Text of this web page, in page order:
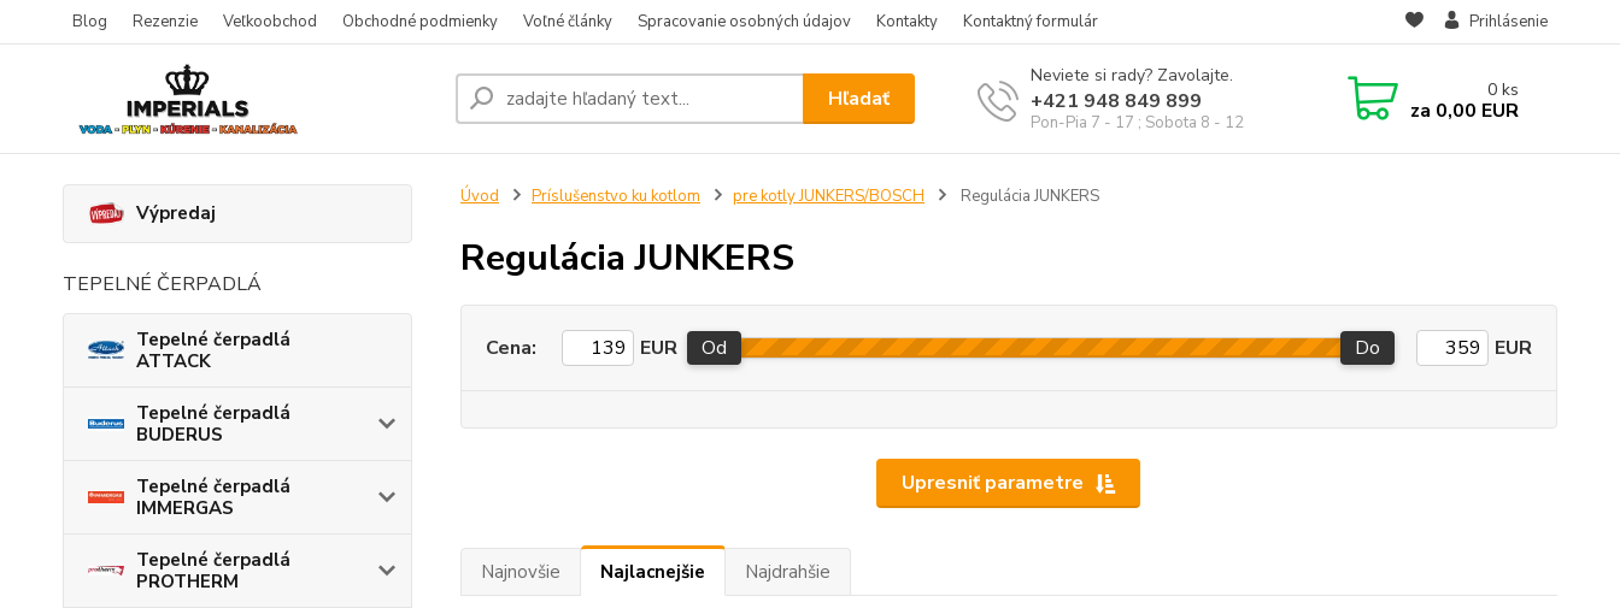
Blog Rezenzie Veľkoobchod Obchodné podmienky Voľné články Spracovanie osobných údajov Kontakty Kontaktný formulár Prihlásenie
Hľadať
Neviete si rady? Zavolajte.
+421 948 849 899
Pon-Pia 7 - 17 ; Sobota 8 - 12
0 ks
za 0,00 EUR
Výpredaj
TEPELNÉ ČERPADLÁ
Tepelné čerpadlá
ATTACK
Tepelné čerpadlá
BUDERUS
Tepelné čerpadlá
IMMERGAS
Tepelné čerpadlá
PROTHERM
Úvod Príslušenstvo ku kotlom pre kotly JUNKERS/BOSCH Regulácia JUNKERS
Regulácia JUNKERS
Upresniť parametre
Cena: EUR Od Do EUR
Najnovšie Najlacnejšie Najdrahšie